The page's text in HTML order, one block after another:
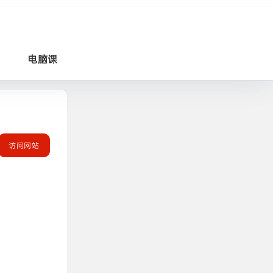
电脑课
访问网站